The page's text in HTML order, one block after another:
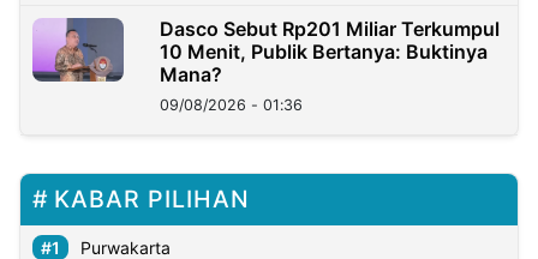
Dasco Sebut Rp201 Miliar Terkumpul
10 Menit, Publik Bertanya: Buktinya
Mana?
09/08/2026 - 01:36
KABAR PILIHAN
Purwakarta